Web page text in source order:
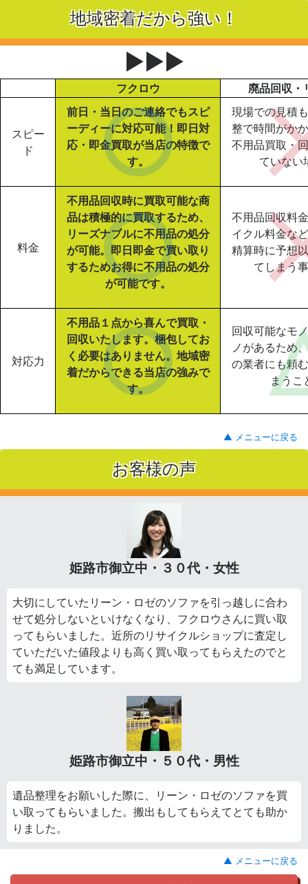
地域密着だから強い！
▶▶▶
フクロウ 廃品回収・
スピー
ド
前日・当日のご連絡でもスピ
ーディーに対応可能！即日対
応・即金買取が当店の特徴で
す。
現場での見積
整で時間がか
不用品買取・
ていない
料金
不用品回収時に買取可能な商
品は積極的に買取するため、
リーズナブルに不用品の処分
が可能。即日即金で買い取り
するためお得に不用品の処分
が可能です。
不用品回収料
イクル料金な
精算時に予想
てしまう
対応力
不用品１点から喜んで買取・
回収いたします。梱包してお
く必要はありません。地域密
着だからできる当店の強みで
す。
回収可能なモ
ノがあるため
の業者にも頼
まうこ
▲ メニューに戻る
お客様の声
姫路市御立中・３０代・女性
大切にしていたリーン・ロゼのソファを引っ越しに合わ
せて処分しないといけなくなり、フクロウさんに買い取
ってもらいました。近所のリサイクルショップに査定し
ていただいた値段よりも高く買い取ってもらえたのでと
ても満足しています。
姫路市御立中・５０代・男性
遺品整理をお願いした際に、リーン・ロゼのソファを買
い取ってもらいました。搬出もしてもらえてとても助か
りました。
▲ メニューに戻る